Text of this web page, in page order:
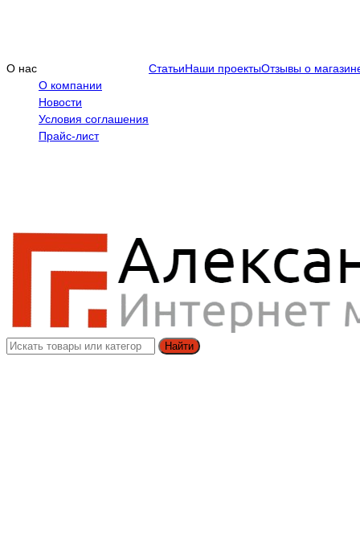
О нас
О компании
Новости
Условия соглашения
Прайс-лист
СтатьиНаши проектыОтзывы о
Найти